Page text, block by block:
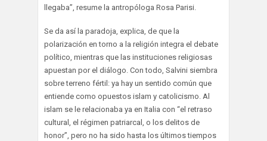
llegaba”, resume la antropóloga Rosa Parisi.
Se da así la paradoja, explica, de que la
polarización en torno a la religión integra el debate
político, mientras que las instituciones religiosas
apuestan por el diálogo. Con todo, Salvini siembra
sobre terreno fértil: ya hay un sentido común que
entiende como opuestos islam y catolicismo. Al
islam se le relacionaba ya en Italia con “el retraso
cultural, el régimen patriarcal, o los delitos de
honor”, pero no ha sido hasta los últimos tiempos